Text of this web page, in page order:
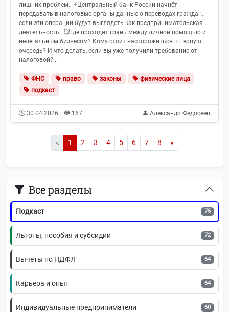
лишних проблем. ⚡️Центральный банк России начнёт
передавать в налоговые органы данные о переводах граждан,
если эти операции будут выглядеть как предпринимательская
деятельность. 💥Где проходит грань между личной помощью и
нелегальным бизнесом? Кому стоит насторожиться в первую
очередь? И что делать, если вы уже получили требование от
налоговой?...
ФНС право законы
физические лица
подкаст
30.04.2026 167 Александр Федосеев
« 1 2 3 4 5 6 7 8 »
Все разделы
Главная
Трудовое право
Видеоканал
СФР (Соцфонд России) 97
НДФЛ 82
Подкаст 75
Льготы, пособия и субсидии 72
Вычеты по НДФЛ 64
Карьера и опыт 64
Индивидуальные предприниматели 60